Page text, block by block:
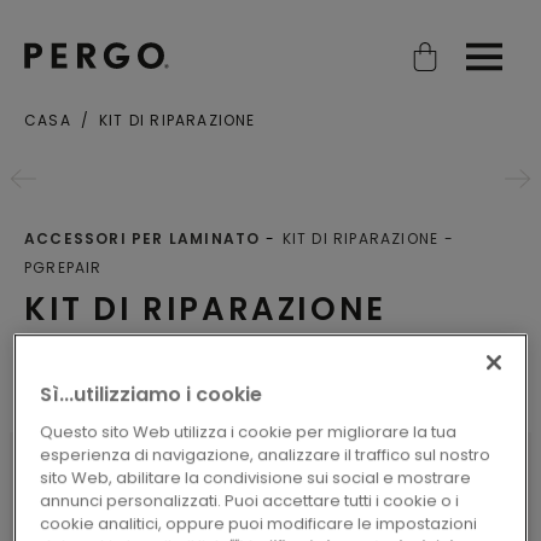
Open searchOpen
CASA KIT DI RIPARAZIONE
KIT DI RIPARAZIONE
ACCESSORI PER LAMINATO
KIT DI RIPARAZIONE
PGREPAIR
CARATTERISTICHE DEL PRODOTTO
Sì...utilizziamo i cookie
Questo sito Web utilizza i cookie per migliorare la tua
esperienza di navigazione, analizzare il traffico sul nostro
sito Web, abilitare la condivisione sui social e mostrare
annunci personalizzati. Puoi accettare tutti i cookie o i
cookie analitici, oppure puoi modificare le impostazioni